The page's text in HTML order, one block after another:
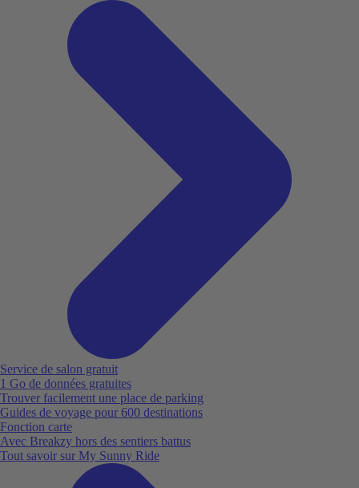
Service de salon gratuit
1 Go de données gratuites
Trouver facilement une place de parking
Guides de voyage pour 600 destinations
Fonction carte
Avec Breakzy hors des sentiers battus
Tout savoir sur My Sunny Ride